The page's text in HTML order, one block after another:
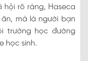
hội rõ ràng, Haseca
mà là người bạn
trường học đường
học sinh.